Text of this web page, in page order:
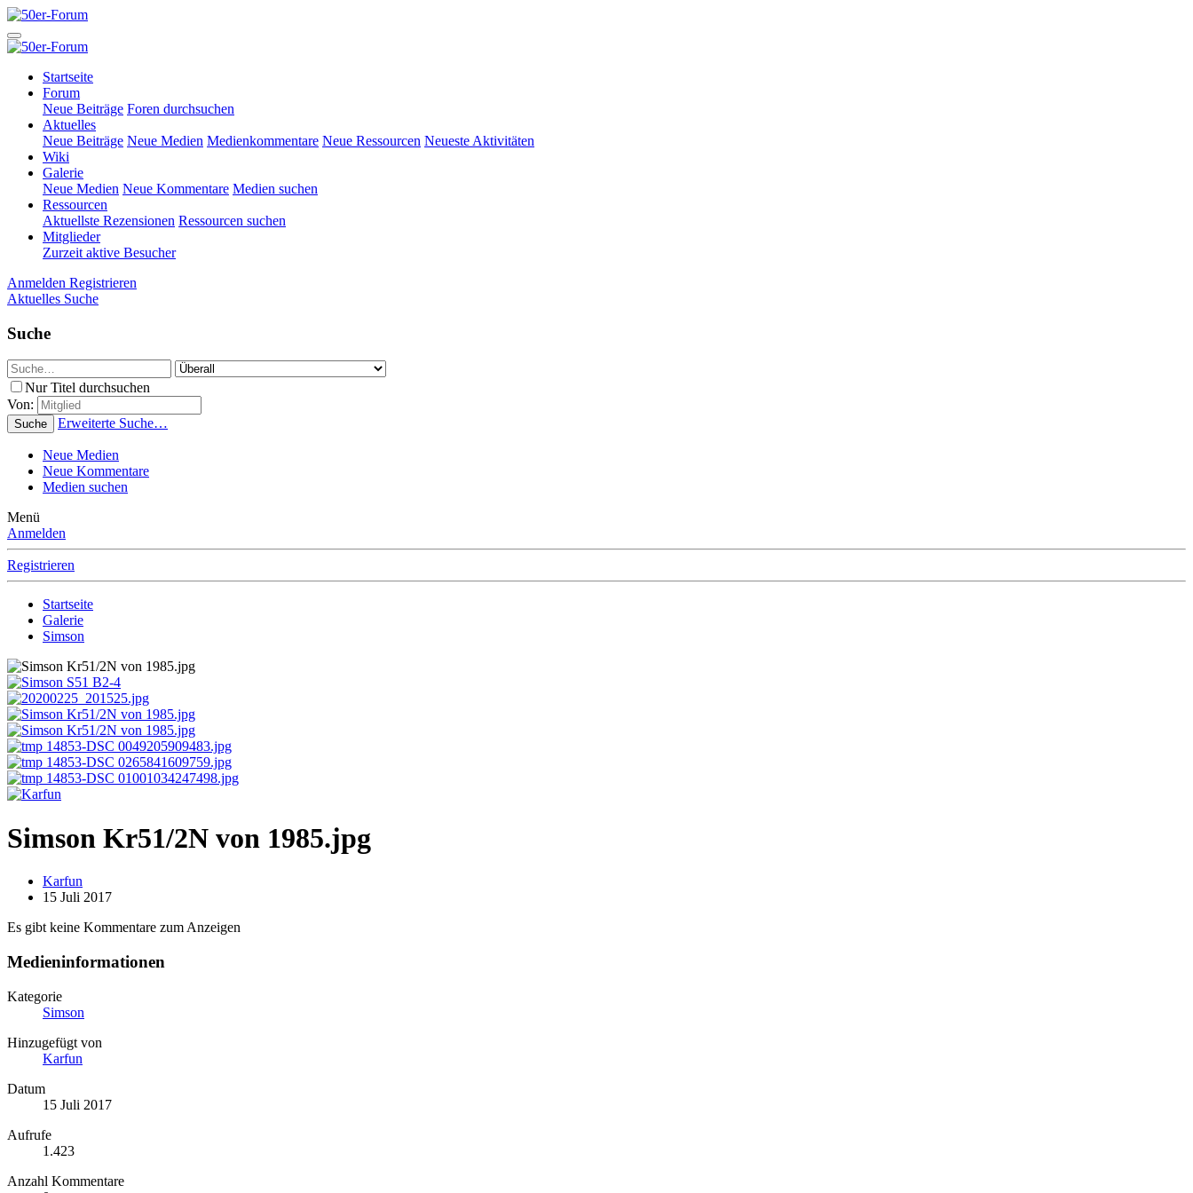
Startseite
Forum
Neue Beiträge Foren durchsuchen
Aktuelles
Neue Beiträge Neue Medien Medienkommentare Neue Ressourcen Neueste Aktivitäten
Wiki
Galerie
Neue Medien Neue Kommentare Medien suchen
Ressourcen
Aktuellste Rezensionen Ressourcen suchen
Mitglieder
Zurzeit aktive Besucher
Anmelden Registrieren
Aktuelles Suche
Suche
Nur Titel durchsuchen
Von:
Suche Erweiterte Suche…
Neue Medien
Neue Kommentare
Medien suchen
Menü
Anmelden
Registrieren
Startseite
Galerie
Simson
Simson Kr51/2N von 1985.jpg
Karfun
15 Juli 2017
Es gibt keine Kommentare zum Anzeigen
Medieninformationen
Kategorie
Simson
Hinzugefügt von
Karfun
Datum
15 Juli 2017
Aufrufe
1.423
Anzahl Kommentare